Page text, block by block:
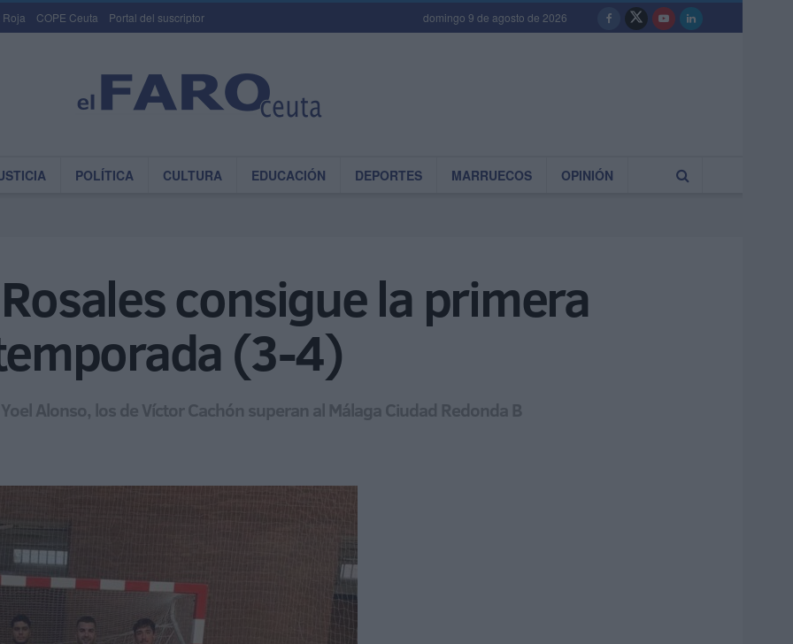
Roja COPE Ceuta Portal del suscriptor domingo 9 de agosto de 2026
POLÍTICA CULTURA EDUCACIÓN DEPORTES MARRUECOS OPINIÓN
consigue la primera
(3-4)
Alonso, los de Víctor Cachón superan al Málaga Ciudad Redonda B